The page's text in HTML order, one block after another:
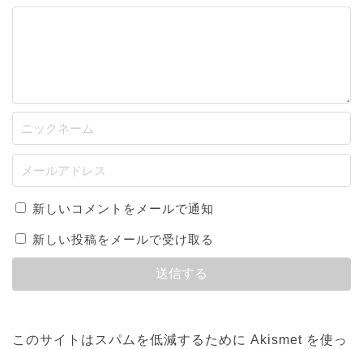
新しいコメントをメールで通知
新しい投稿をメールで受け取る
このサイトはスパムを低減するために Akismet を使っ